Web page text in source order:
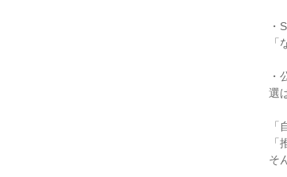
・
・
選
そ